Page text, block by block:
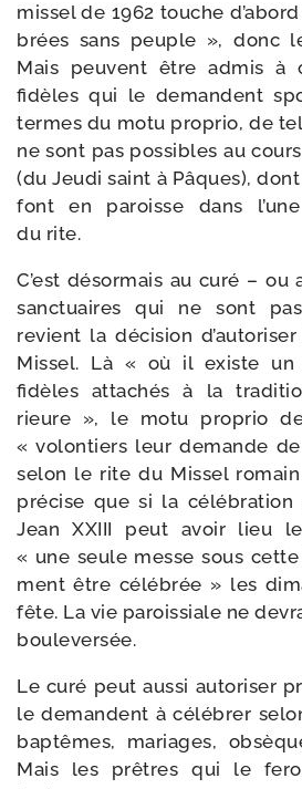
mis­sel de 1962 touche
brées sans peuple », donc
Mais peuvent être admis à
fidèles qui le demandent
termes du motu pro­prio, de
ne sont pas pos­sibles au
(du Jeudi saint à Pâques),
font en paroisse dans
du rite.
C’est désor­mais au curé – ou
sanc­tuaires qui ne sont
revient la déci­sion d’autoriser
Missel. Là « où il existe
fidèles atta­chés à la
rieure », le motu pro­prio
« volon­tiers leur demande
selon le rite du Missel
pré­cise que si la
Jean XXIII peut avoir lieu
« une seule messe sous
ment être célé­brée » les
fête. La vie parois­siale ne
bouleversée.
Le curé peut aus­si auto­ri­ser
le demandent à célé­brer
bap­têmes, mariages,
Mais les prêtres qui le